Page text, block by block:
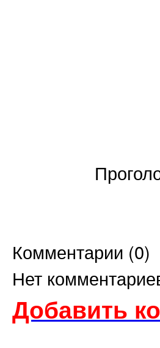
Комментарии (0)
Нет
Добавить